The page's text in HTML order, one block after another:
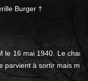
Burger †
le 16 mai 1940. Le char
parvient à sortir mais